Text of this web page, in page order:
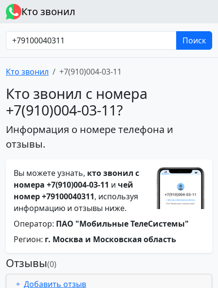
Кто звонил
Поиск
Кто звонил +7(910)004-03-11
Кто звонил с номера
+7(910)004-03-11?
Информация о номере телефона и
отзывы.
Вы можете узнать, кто звонил с
номера +7(910)004-03-11 и чей
номер +79100040311, используя
информацию и отзывы ниже.
Оператор: ПАО "Мобильные ТелеСистемы"
Регион: г. Москва и Московская область
Отзывы(0)
Добавить отзыв